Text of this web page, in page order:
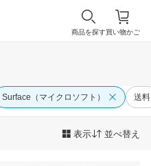
買い物かご
商品を探す
Surface（マイクロソフト） 送料
表示 並べ替え